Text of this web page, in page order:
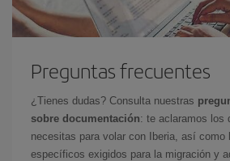
Preguntas frecuentes
¿Tienes dudas? Consulta nuestras
sobre documentación: te aclaramos los
necesitas para volar con Iberia, así como
específicos exigidos para la migración y